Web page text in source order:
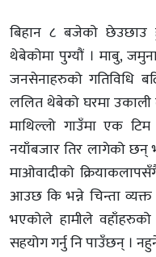
बिहान ८ बजेको छेउछाउ
थेबेकोमा पुग्यौं । माबु,
जनसेनाहरुको गतिविधि
ललित थेबेको घरमा उकाली
माथिल्लो गाउँमा एक
नयाँबजार तिर लागेको छन्
माओवादीको
आउछ कि भन्ने चिन्ता व्यक्त
भएकोले हामीले वहाँहरुको
सहयोग गर्नु नि पाउँछन् ।